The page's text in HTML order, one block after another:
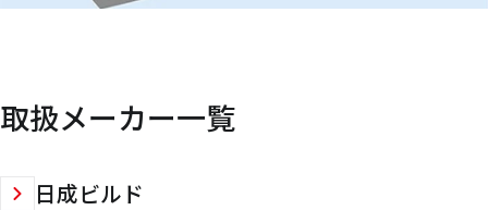
取扱メーカー一覧
日成ビルド